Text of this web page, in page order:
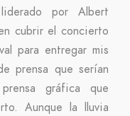
liderado por Albert
cubrir el concierto
para entregar mis
prensa que serían
gráfica que
Aunque la lluvia